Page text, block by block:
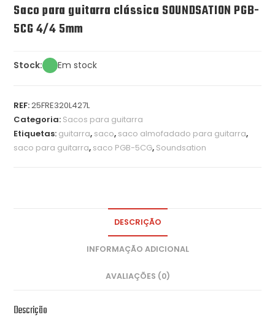
Saco para guitarra clássica SOUNDSATION PGB-
5CG 4/4 5mm
Stock: Em stock
REF:25FRE320L427L
Categoria: Sacos para guitarra
Etiquetas: guitarra, saco, saco almofadado para guitarra,
saco para guitarra, saco PGB-5CG, Soundsation
DESCRIÇÃO
INFORMAÇÃO ADICIONAL
AVALIAÇÕES (0)
Descrição